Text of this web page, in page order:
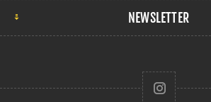
NEWSLETTER